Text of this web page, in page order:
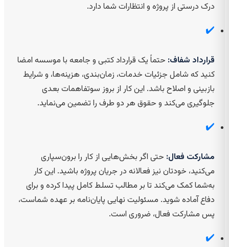
درک درستی از پروژه و انتظارات شما دارد.
✔️
قرارداد شفاف: حتماً یک قرارداد کتبی و جامعه با موسسه امضا
کنید که شامل جزئیات خدمات، زمان‌بندی، هزینه‌ها، و شرایط
بازبینی و اصلاح باشد. این کار از بروز سوتفاهمات بعدی
جلوگیری می‌کند و حقوق هر دو طرف را تضمین می‌نماید.
✔️
مشارکت فعال: حتی اگر بخش‌هایی از کار را برون‌سپاری
می‌کنید، خودتان نیز فعالانه در جریان پروژه باشید. این کار
به‌شما کمک می‌کند تا بر مطالب تسلط کامل پیدا کرده و برای
دفاع آماده شوید. مسئولیت نهایی پایان‌نامه بر عهده شماست،
پس مشارکت فعال، ضروری است.
✔️